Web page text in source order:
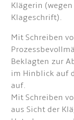
Klägerin
Klageschrift).
Mit Schreiben
Beklagten zur
im Hinblick auf
auf.
Mit Schreiben
aus Sicht der